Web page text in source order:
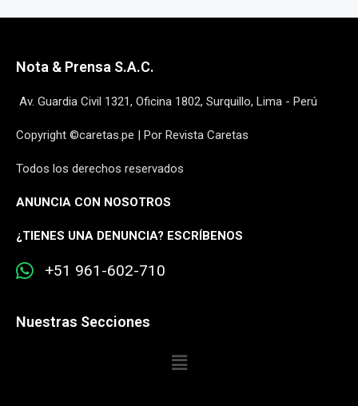
Nota & Prensa S.A.C.
Av. Guardia Civil 1321, Oficina 1802, Surquillo, Lima - Perú
Copyright ©caretas.pe | Por Revista Caretas
Todos los derechos reservados
ANUNCIA CON NOSOTROS
¿TIENES UNA DENUNCIA? ESCRÍBENOS
+51 961-602-710
Nuestras Secciones